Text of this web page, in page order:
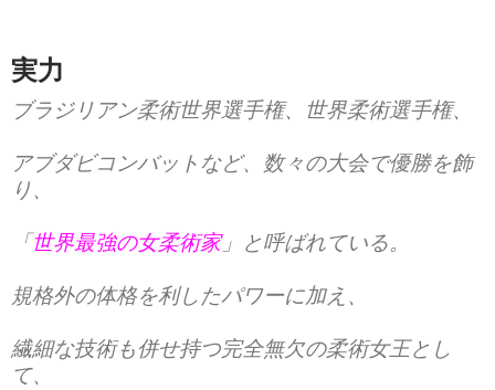
実力
ブラジリアン柔術世界選手権、世界柔術選手権、
アブダビコンバットなど、数々の大会で優勝を飾
り、
「世界最強の女柔術家」と呼ばれている。
規格外の体格を利したパワーに加え、
繊細な技術も併せ持つ完全無欠の柔術女王とし
て、